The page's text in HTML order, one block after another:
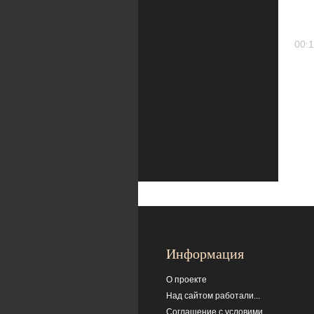
Информация
О проекте
Над сайтом работали...